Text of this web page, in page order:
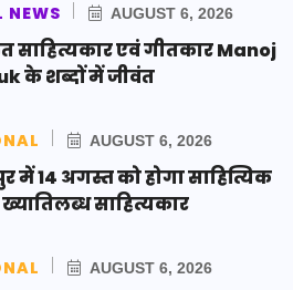
NEWS AUGUST 6, 2026
साहित्यकार एवं गीतकार Manoj
के शब्दों में जीवंत
AUGUST 6, 2026
में 14 अगस्त को होगा साहित्यिक
साहित्यकार
AUGUST 6, 2026